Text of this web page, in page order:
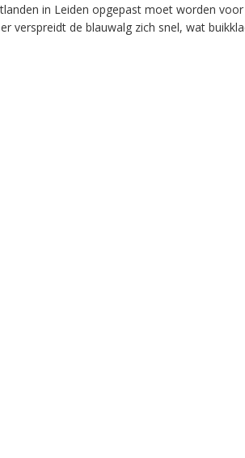
in Leiden opgepast moet worden
verspreidt de blauwalg zich snel, wat